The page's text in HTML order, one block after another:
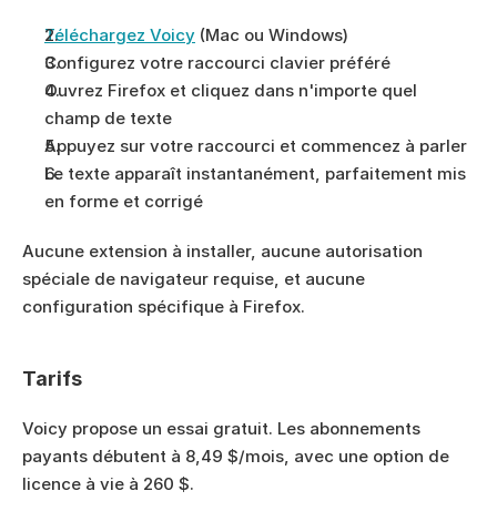
Téléchargez Voicy (Mac ou Windows)
Configurez votre raccourci clavier préféré
Ouvrez Firefox et cliquez dans n'importe quel
champ de texte
Appuyez sur votre raccourci et commencez à parler
Le texte apparaît instantanément, parfaitement mis
en forme et corrigé
Aucune extension à installer, aucune autorisation
spéciale de navigateur requise, et aucune
configuration spécifique à Firefox.
Tarifs
Voicy propose un essai gratuit. Les abonnements
payants débutent à 8,49 $/mois, avec une option de
licence à vie à 260 $.